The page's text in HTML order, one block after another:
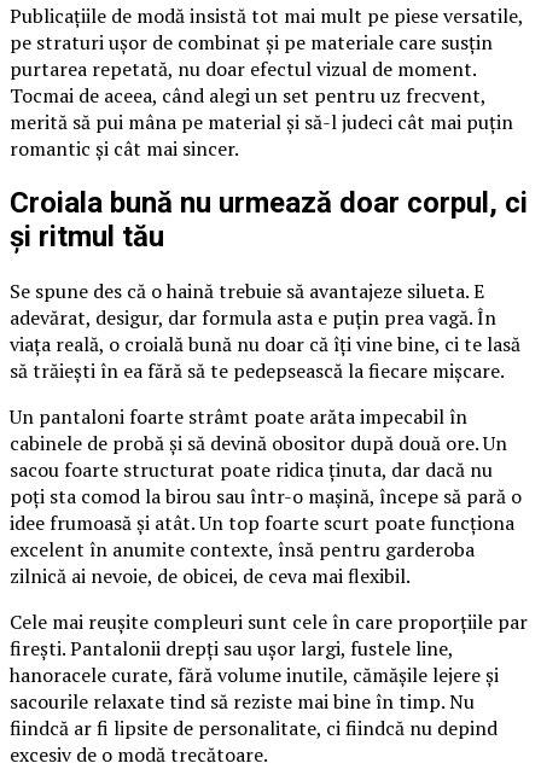
Publicațiile de modă insistă tot mai mult pe piese versatile,
pe straturi ușor de combinat și pe materiale care susțin
purtarea repetată, nu doar efectul vizual de moment.
Tocmai de aceea, când alegi un set pentru uz frecvent,
merită să pui mâna pe material și să-l judeci cât mai puțin
romantic și cât mai sincer.
Croiala bună nu urmează doar corpul, ci
și ritmul tău
Se spune des că o haină trebuie să avantajeze silueta. E
adevărat, desigur, dar formula asta e puțin prea vagă. În
viața reală, o croială bună nu doar că îți vine bine, ci te lasă
să trăiești în ea fără să te pedepsească la fiecare mișcare.
Un pantaloni foarte strâmt poate arăta impecabil în
cabinele de probă și să devină obositor după două ore. Un
sacou foarte structurat poate ridica ținuta, dar dacă nu
poți sta comod la birou sau într-o mașină, începe să pară o
idee frumoasă și atât. Un top foarte scurt poate funcționa
excelent în anumite contexte, însă pentru garderoba
zilnică ai nevoie, de obicei, de ceva mai flexibil.
Cele mai reușite compleuri sunt cele în care proporțiile par
firești. Pantalonii drepți sau ușor largi, fustele line,
hanoracele curate, fără volume inutile, cămășile lejere și
sacourile relaxate tind să reziste mai bine în timp. Nu
fiindcă ar fi lipsite de personalitate, ci fiindcă nu depind
excesiv de o modă trecătoare.